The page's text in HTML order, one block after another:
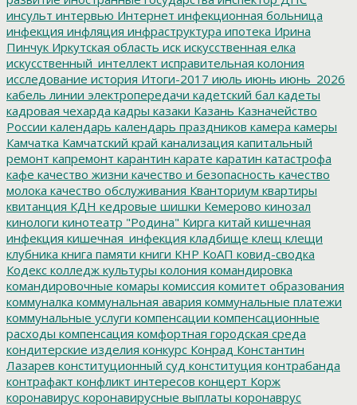
инсульт интервью Интернет инфекционная больница
инфекция инфляция инфраструктура ипотека Ирина
Пинчук Иркутская область иск искусственная елка
искусственный_интеллект исправительная колония
исследование история Итоги-2017 июль июнь июнь_2026
кабель линии электропередачи кадетский бал кадеты
кадровая чехарда кадры казаки Казань Казначейство
России календарь календарь праздников камера камеры
Камчатка Камчатский край канализация капитальный
ремонт капремонт карантин карате каратин катастрофа
кафе качество жизни качество и безопасность качество
молока качество обслуживания Кванториум квартиры
квитанция КДН кедровые шишки Кемерово кинозал
кинологи кинотеатр "Родина" Кирга китай кишечная
инфекция кишечная_инфекция кладбище клещ клещи
клубника книга памяти книги КНР КоАП ковид-сводка
Кодекс колледж культуры колония командировка
командировочные комары комиссия комитет образования
коммуналка коммунальная авария коммунальные платежи
коммунальные услуги компенсации компенсационные
расходы компенсация комфортная городская среда
кондитерские изделия конкурс Конрад Константин
Лазарев конституционный суд конституция контрабанда
контрафакт конфликт интересов концерт Корж
коронавирус коронавирусные выплаты коронаврус